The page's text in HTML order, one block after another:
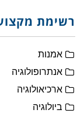
רשימת
אמנות
אנתרופולוגיה
ארכיאולוגיה
ביולוגיה